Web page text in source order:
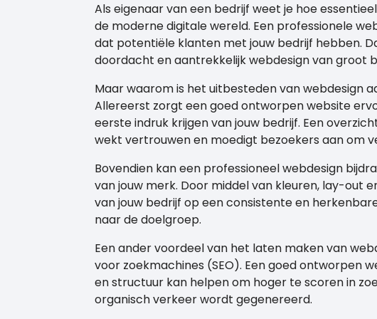
Als eigenaar van een bedrijf weet je hoe
de moderne digitale wereld. Een professionele
dat potentiële klanten met jouw bedrijf hebben.
doordacht en aantrekkelijk webdesign van groot
Maar waarom is het uitbesteden van webdesign
Allereerst zorgt een goed ontworpen website
eerste indruk krijgen van jouw bedrijf. Een
wekt vertrouwen en moedigt bezoekers aan om
Bovendien kan een professioneel webdesign
van jouw merk. Door middel van kleuren, lay-out
van jouw bedrijf op een consistente en
naar de doelgroep.
Een ander voordeel van het laten maken van
voor zoekmachines (SEO). Een goed ontworpen
en structuur kan helpen om hoger te scoren in
organisch verkeer wordt gegenereerd.